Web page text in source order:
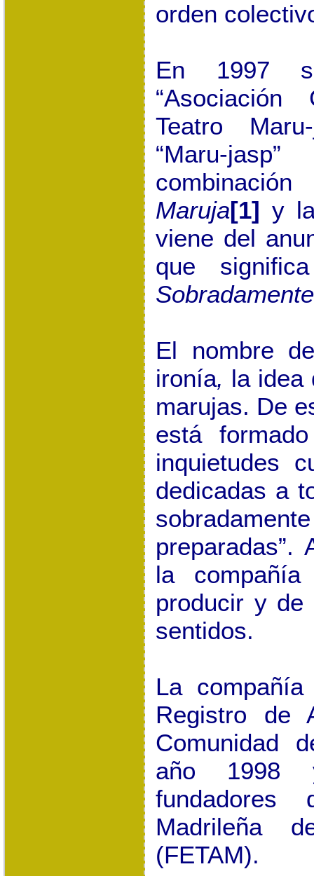
orden
En 1997
Teatro
“Maru-
Maruja[1] y
viene del
que
El nombre
ironía, la idea
marujas. De
está
inquietudes
dedicadas a
preparadas”.
la
producir y
sentidos.
La
Registro de
Comunidad
año 1998
fundadores
Madrileña
(FETAM).